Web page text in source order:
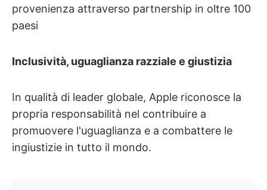
provenienza attraverso partnership in oltre 100
paesi
Inclusività, uguaglianza razziale e giustizia
In qualità di leader globale, Apple riconosce la
propria responsabilità nel contribuire a
promuovere l'uguaglianza e a combattere le
ingiustizie in tutto il mondo.